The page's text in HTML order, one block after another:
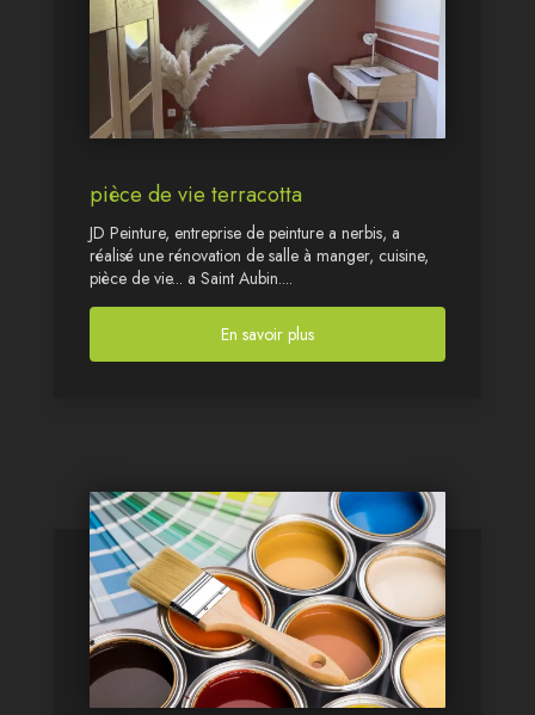
pièce de vie terracotta
JD Peinture, entreprise de peinture a nerbis, a
réalisé une rénovation de salle à manger, cuisine,
pièce de vie... a Saint Aubin....
En savoir plus